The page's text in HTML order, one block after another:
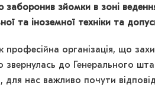
заборонив зйомки в зоні
та іноземної техніки та
організація, що
звернулась до Генерального
для нас важливо почути